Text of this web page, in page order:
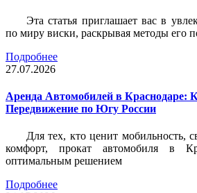
Эта статья приглашает вас в
по миру виски, раскрывая методы его
Подробнее
27.07.2026
Аренда Автомобилей в Краснодаре:
Передвижение по Югу России
Для тех, кто ценит мобильность,
комфорт, прокат автомобиля в
оптимальным решением
Подробнее